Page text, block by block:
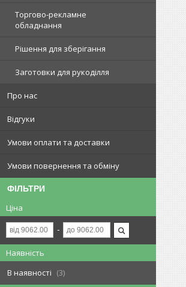
Торгово-рекламне
обладнання
Рішення для зберігання
Заготовки для рукоділля
Про нас
Відгуки
Умови оплати та доставки
Умови повернення та обміну
ФІЛЬТРИ
Ціна
Наявність
В наявності
3